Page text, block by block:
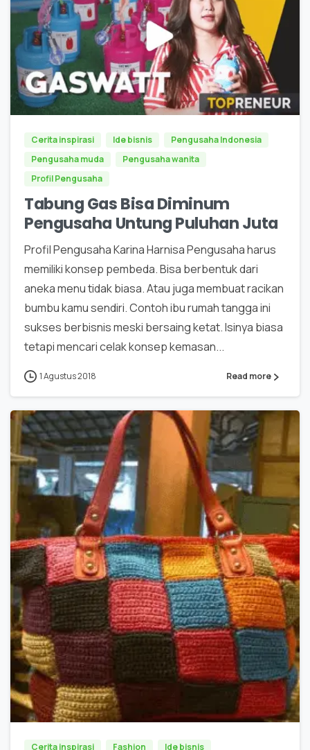
0
Cerita inspirasi Ide bisnis
Pengusaha Indonesia
Pengusaha muda
Pengusaha wanita
Profil Pengusaha
Tabung Gas Bisa Diminum
Pengusaha Untung Puluhan Juta
Profil Pengusaha Karina Harnisa Pengusaha harus
memiliki konsep pembeda. Bisa berbentuk dari
aneka menu tidak biasa. Atau juga membuat racikan
bumbu kamu sendiri. Contoh ibu rumah tangga ini
sukses berbisnis meski bersaing ketat. Isinya biasa
tetapi mencari celak konsep kemasan...
1 Agustus 2018 Read more
0
Cerita inspirasi Fashion
Ide bisnis